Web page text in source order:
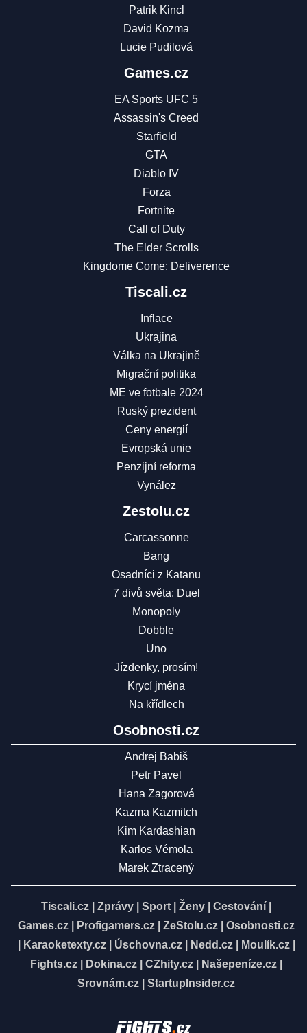
Patrik Kincl
David Kozma
Lucie Pudilová
Games.cz
EA Sports UFC 5
Assassin's Creed
Starfield
GTA
Diablo IV
Forza
Fortnite
Call of Duty
The Elder Scrolls
Kingdome Come: Deliverence
Tiscali.cz
Inflace
Ukrajina
Válka na Ukrajině
Migrační politika
ME ve fotbale 2024
Ruský prezident
Ceny energií
Evropská unie
Penzijní reforma
Vynález
Zestolu.cz
Carcassonne
Bang
Osadníci z Katanu
7 divů světa: Duel
Monopoly
Dobble
Uno
Jízdenky, prosím!
Krycí jména
Na křídlech
Osobnosti.cz
Andrej Babiš
Petr Pavel
Hana Zagorová
Kazma Kazmitch
Kim Kardashian
Karlos Vémola
Marek Ztracený
Tiscali.cz Zprávy Sport Ženy Cestování
Games.cz
Profigamers.cz ZeStolu.cz
Osobnosti.cz
Karaoketexty.cz| Úschovna.cz| Nedd.cz| Moulík.cz|
Fights.cz
Dokina.cz CZhity.cz Našepeníze.cz
Srovnám.cz
StartupInsider.cz